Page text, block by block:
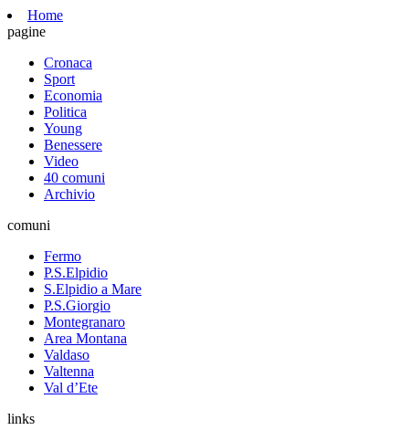
Home
pagine
Cronaca
Sport
Economia
Politica
Young
Benessere
Video
40 comuni
Archivio
comuni
Fermo
P.S.Elpidio
S.Elpidio a Mare
P.S.Giorgio
Montegranaro
Area Montana
Valdaso
Valtenna
Val d’Ete
links